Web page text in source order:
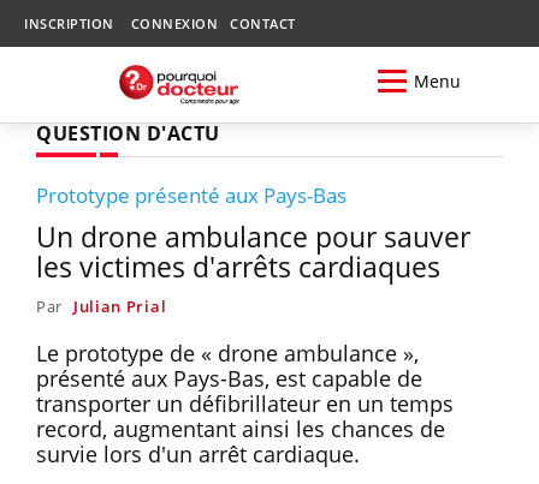
INSCRIPTION CONNEXION CONTACT
Menu
QUESTION D'ACTU
Prototype présenté aux Pays-Bas
Un drone ambulance pour sauver
les victimes d'arrêts cardiaques
Par Julian Prial
Le prototype de « drone ambulance »,
présenté aux Pays-Bas, est capable de
transporter un défibrillateur en un temps
record, augmentant ainsi les chances de
survie lors d'un arrêt cardiaque.